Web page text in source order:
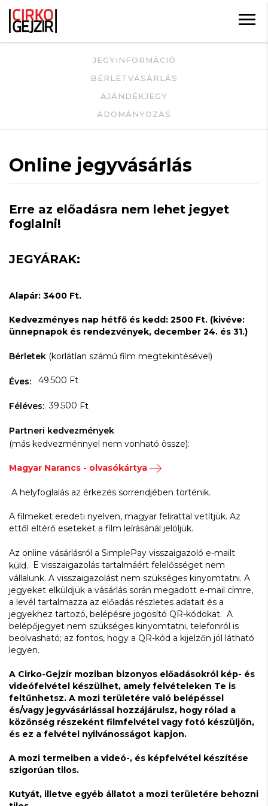
JEGYINFORMÁCIÓ
BÉRLETVÁSÁRLÁS
AJÁNDÉKJEGY
ADOMÁNYOZÁS
Online jegyvásárlás
Erre az előadásra nem lehet jegyet
foglalni!
JEGYÁRAK:
Alapár: 3400 Ft.
Kedvezményes nap hétfő és kedd: 2500 Ft. (kivéve:
ünnepnapok és rendezvények, december 24. és 31.)
Bérletek (korlátlan számú film megtekintésével)
Éves: 49.500 Ft
Féléves: 39.500 Ft
Partneri kedvezmények
(más kedvezménnyel nem vonható össze):
Magyar Narancs - olvasókártya
A helyfoglalás az érkezés sorrendjében történik.
A filmeket eredeti nyelven, magyar felirattal vetítjük. Az
ettől eltérő eseteket a film leírásánál jelöljük.
Az online vásárlásról a SimplePay visszaigazoló e-mailt
küld. E visszaigazolás tartalmáért felelősséget nem
vállalunk. A visszaigazolást nem szükséges kinyomtatni. A
jegyeket elküldjük a vásárlás során megadott e-mail címre,
a levél tartalmazza az előadás részletes adatait és a
jegyekhez tartozó, belépésre jogosító QR-kódokat. A
belépőjegyet nem szükséges kinyomtatni, telefonról is
beolvasható; az fontos, hogy a QR-kód a kijelzőn jól látható
legyen.
A Cirko-Gejzír moziban bizonyos előadásokról kép- és
videófelvétel készülhet, amely felvételeken Te is
feltűnhetsz. A mozi területére való belépéssel
és/vagy jegyvásárlással hozzájárulsz, hogy rólad a
közönség részeként filmfelvétel vagy fotó készüljön,
és ez a felvétel nyilvánosságot kapjon.
A mozi termeiben a videó-, és képfelvétel készítése
szigorúan tilos.
Kutyát, illetve egyéb állatot a mozi területére behozni